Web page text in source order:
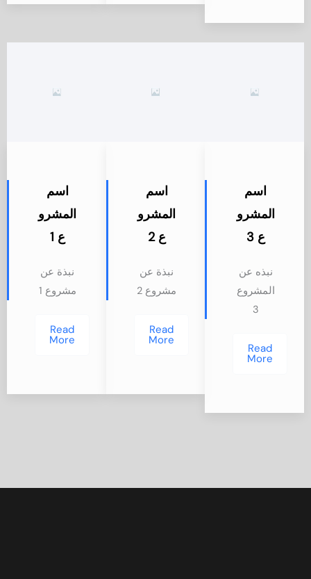
اسم
المشرو
ع 1
نبذة عن
مشروع 1
Read
More
اسم
المشرو
ع 2
نبذة عن
مشروع 2
Read
More
اسم
المشرو
ع 3
نبذه عن
المشروع
3
Read
More